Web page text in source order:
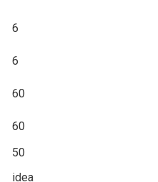
6
6
60
60
50
idea